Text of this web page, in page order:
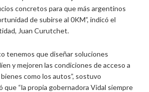
concretos para que más argentinos
de subirse al 0KM”, indicó el
Juan Curutchet.
tenemos que diseñar soluciones
y mejoren las condiciones de acceso a
como los autos”, sostuvo
que “la propia gobernadora Vidal siempre